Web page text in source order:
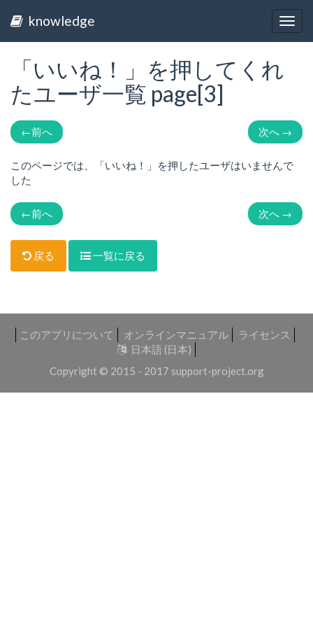
knowledge
「いいね！」を押してくれ
たユーザ一覧 page[3]
←前へ 次へ →
このページでは、「いいね！」を押したユーザはいませんで
した
←前へ 次へ →
戻る 一覧に戻る
このアプリについて オンラインマニュアル
ライセンス
日本語 (日本)
Copyright © 2015 - 2017 support-project.org